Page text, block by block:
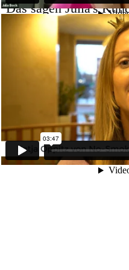
Das sagen Julia's